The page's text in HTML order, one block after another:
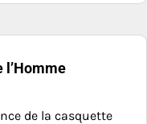
l’Homme
de la casquette